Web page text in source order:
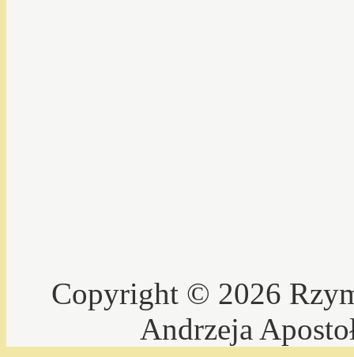
Copyright © 2026
Andrzeja